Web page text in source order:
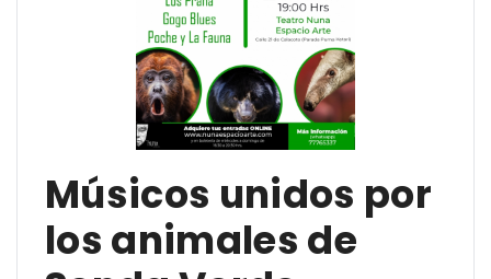
Músicos unidos por
los animales de